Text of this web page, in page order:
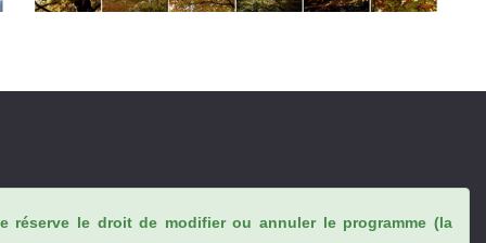
réserve le droit de modifier ou annuler le programme (la